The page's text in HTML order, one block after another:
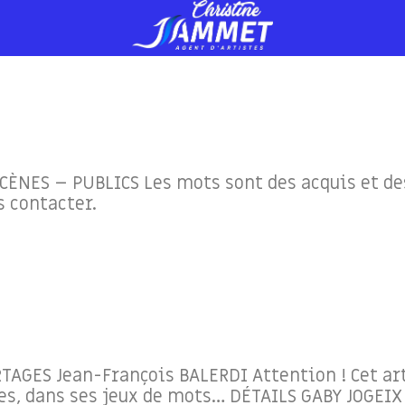
– PUBLICS Les mots sont des acquis et
contacter.
Jean-François BALERDI Attention !
ses jeux de mots… DÉTAILS GABY